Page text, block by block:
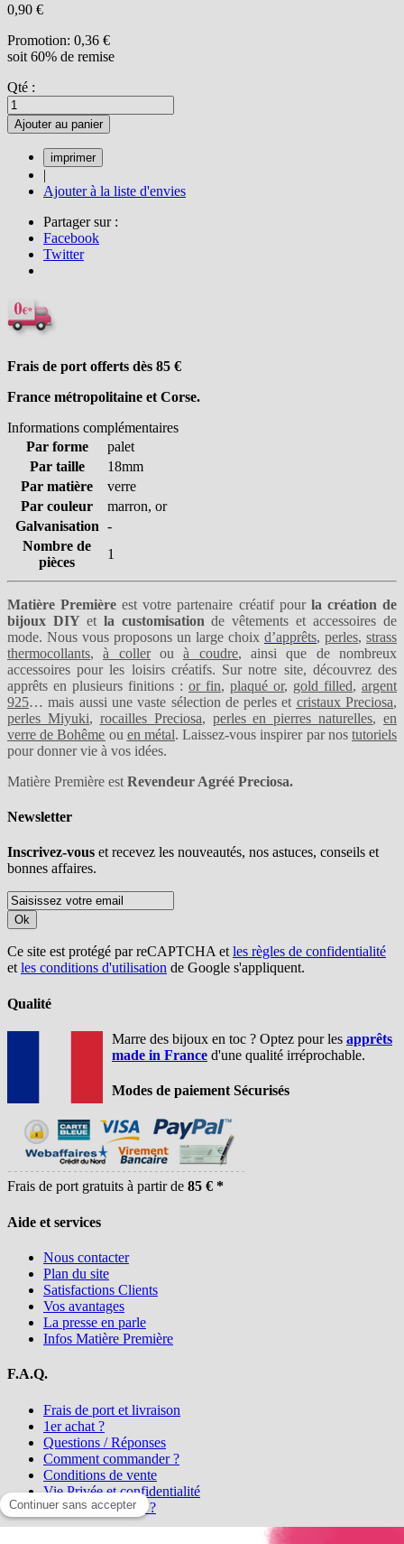
0,90 €
Promotion: 0,36 €
soit 60% de remise
Qté :
Ajouter au panier
|
Ajouter à la liste d'envies
Partager sur :
Facebook
Twitter
Frais de port offerts dès 85 €
France métropolitaine et Corse.
Informations complémentaires
Par forme
palet
Par taille
18mm
Par matière
verre
Par couleur
marron, or
Galvanisation -
Nombre de
pièces
1
Matière Première est votre partenaire créatif pourla création de
bijoux DIY etla customisation de vêtements et accessoires de
mode. Nous vous proposons un large choix d’apprêts, perles, strass
thermocollants,à collerouà coudre, ainsi que de nombreux
accessoires pour les loisirs créatifs. Sur notre site, découvrez des
apprêts en plusieurs finitions : or fin, plaqué or, gold filled, argent
925… mais aussi une vaste sélection de perles et cristaux Preciosa,
perles Miyuki, rocailles Preciosa, perles en pierres naturelles, en
verre de Bohême ou en métal. Laissez-vous inspirer par nostutoriels
pour donner vie à vos idées.
Matière Première est Revendeur Agréé Preciosa.
Newsletter
Inscrivez-vous et recevez les nouveautés, nos astuces, conseils et
bonnes affaires.
Ok
Ce site est protégé par reCAPTCHA etles règles de confidentialité
etles conditions d'utilisation de Google s'appliquent.
Qualité
Marre des bijoux en toc ? Optez pour les apprêts
made in France d'une qualité irréprochable.
Modes de paiement Sécurisés
Frais de port gratuits à partir de 85 € *
Aide et services
Nous contacter
Plan du site
Satisfactions Clients
Vos avantages
La presse en parle
Infos Matière Première
F.A.Q.
Frais de port et livraison
1er achat ?
Questions / Réponses
Comment commander ?
Conditions de vente
Vie Privée et confidentialité
Qui sommes-nous ?